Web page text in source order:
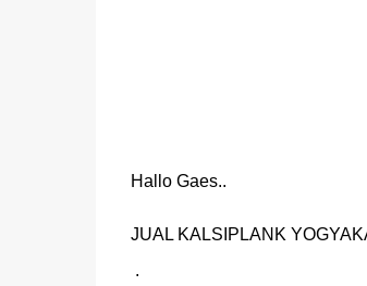
Hallo Gaes..
JUAL KALSIPLANK